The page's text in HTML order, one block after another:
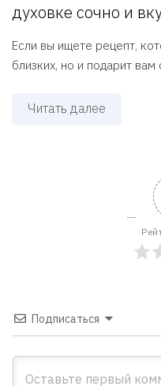
духовке сочно и
Если вы ищете рецепт,
близких, но и подарит
Читать далее
Подписаться